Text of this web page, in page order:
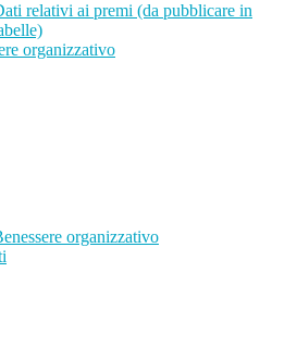
relativi ai premi (da pubblicare in
organizzativo
organizzativo